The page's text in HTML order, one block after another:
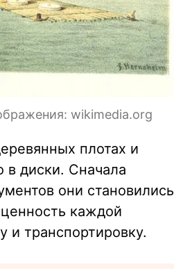
wikimedia.org
плотах и
в диски. Сначала
они становились
каждой
транспортировку.